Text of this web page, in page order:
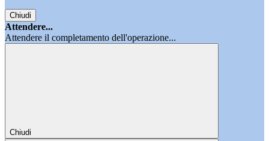
Chiudi
Attendere...
Attendere il completamento dell'operazione...
Chiudi